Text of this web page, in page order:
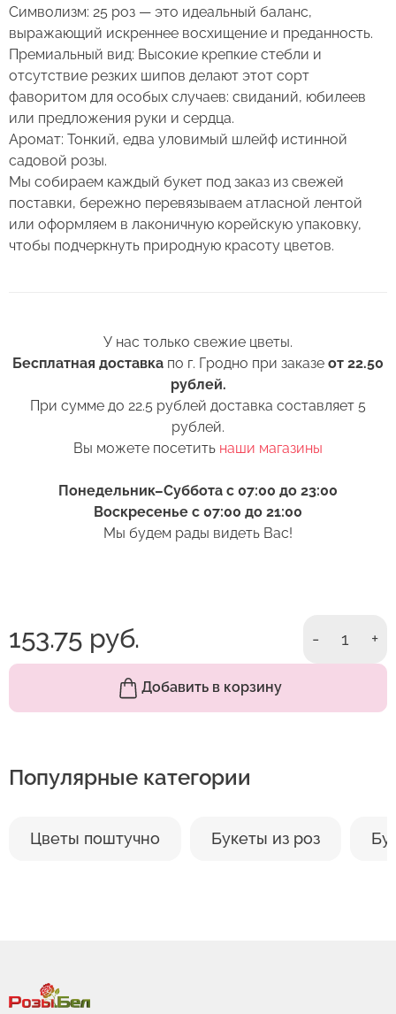
Символизм: 25 роз — это идеальный баланс,
выражающий искреннее восхищение и преданность.
Премиальный вид: Высокие крепкие стебли и
отсутствие резких шипов делают этот сорт
фаворитом для особых случаев: свиданий, юбилеев
или предложения руки и сердца.
Аромат: Тонкий, едва уловимый шлейф истинной
садовой розы.
Мы собираем каждый букет под заказ из свежей
поставки, бережно перевязываем атласной лентой
или оформляем в лаконичную корейскую упаковку,
чтобы подчеркнуть природную красоту цветов.
У нас только свежие цветы.
Бесплатная доставка по г. Гродно при заказе от 22.50
рублей.
При сумме до 22.5 рублей доставка составляет 5
рублей.
Вы можете посетить наши магазины
Понедельник–Суббота с 07:00 до 23:00
Воскресенье с 07:00 до 21:00
Мы будем рады видеть Вас!
153.75 руб. - 1 +
Добавить в корзину
Оставьте свой отзыв
Сервис:
Цена/Качество:
Доставка:
Соответствие:
2. Минимизируйте нахождение цветов
в холодное время года на улице.
3. Если Вы перевозите букет, убедитесь, что
он правильно упакован. В зимнее время, даже
кратковременный контакт с холодным
воздухом несколько минут, будет губителен
для цветов (наши курьеры в зимнее время
транспортируют букеты в специальных
теплоизолирующих сумках).
4. Ставьте цветы только в чистую вазу с водой
5. Обязательно подрежьте цветы перед тем, как
поставить в вазу. Срез можно обновить ножом
6. Перед тем как поставить цветы в вазу,
нижние листья следует удалить. Если они
появятся продукты разложения. Это тоже
ускорит процесс увядания бутона.
не стоит ставить вазу под воздействие прямых
солнечных лучей или кондиционер.
Популярные категории
Цветы поштучно Букеты из роз
Выберите дату доставки
Выберите желаемое время
Изменить адрес
Спасибо, мы свяжемся с Вами в
ближайшее время
Контакты
+375 (17) 388-61-92
+375 (29) 362-91-92
Букет из 25 роз Эксплорер 90 см
Беларусь
+375
Оформить заказ